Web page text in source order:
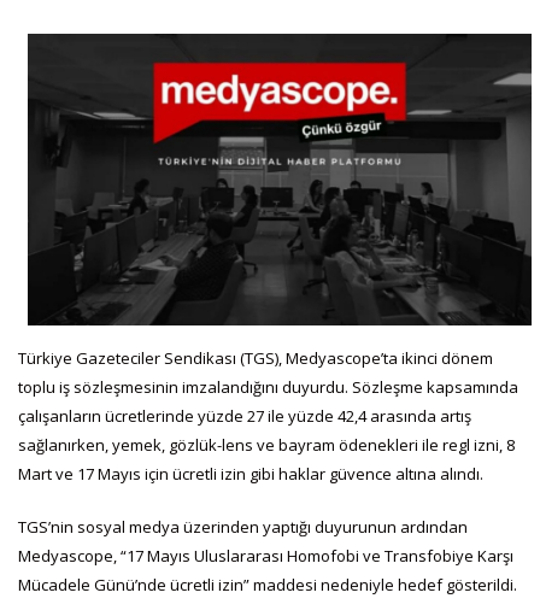
Türkiye Gazeteciler Sendikası (TGS), Medyascope’ta ikinci dönem
toplu iş sözleşmesinin imzalandığını duyurdu. Sözleşme kapsamında
çalışanların ücretlerinde yüzde 27 ile yüzde 42,4 arasında artış
sağlanırken, yemek, gözlük-lens ve bayram ödenekleri ile regl izni, 8
Mart ve 17 Mayıs için ücretli izin gibi haklar güvence altına alındı.
TGS’nin sosyal medya üzerinden yaptığı duyurunun ardından
Medyascope, “17 Mayıs Uluslararası Homofobi ve Transfobiye Karşı
Mücadele Günü’nde ücretli izin” maddesi nedeniyle hedef gösterildi.